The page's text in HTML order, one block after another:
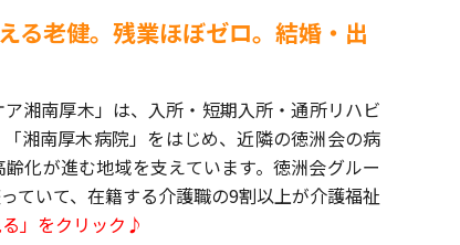
る老健。残業ほぼゼロ。結婚・出
湘南厚木」は、入所・短期入所・通所リハビ
湘南厚木病院」をはじめ、近隣の徳洲会の病
化が進む地域を支えています。徳洲会グルー
ていて、在籍する介護職の9割以上が介護福祉
」をクリック♪